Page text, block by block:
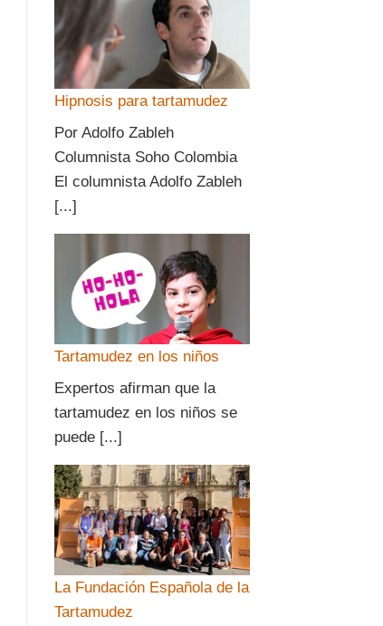
Hipnosis para tartamudez
Por Adolfo Zableh
Columnista Soho Colombia
El columnista Adolfo Zableh
[...]
Tartamudez en los niños
Expertos afirman que la
tartamudez en los niños se
puede [...]
La Fundación Española de la
Tartamudez